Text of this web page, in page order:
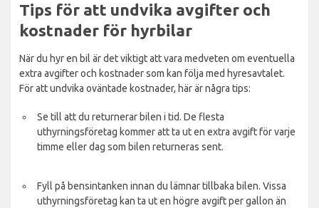
Tips för att undvika avgifter och
kostnader för hyrbilar
När du hyr en bil är det viktigt att vara medveten om eventuella
extra avgifter och kostnader som kan följa med hyresavtalet.
För att undvika oväntade kostnader, här är några tips:
Se till att du returnerar bilen i tid. De flesta
uthyrningsföretag kommer att ta ut en extra avgift för varje
timme eller dag som bilen returneras sent.
Fyll på bensintanken innan du lämnar tillbaka bilen. Vissa
uthyrningsföretag kan ta ut en högre avgift per gallon än